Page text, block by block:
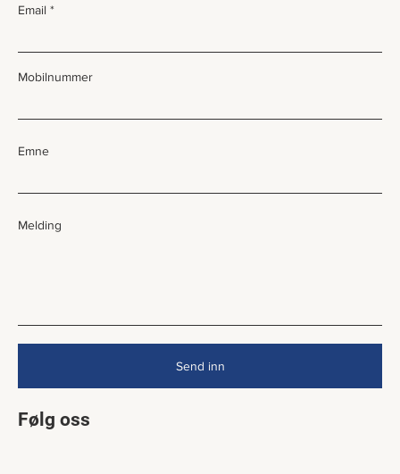
Email
Mobilnummer
Emne
Melding
Send inn
Følg oss